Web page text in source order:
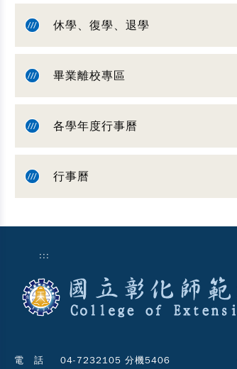
休學、復學、退學
畢業離校專區
各學年度行事曆
行事曆
:::
電 話 04-7232105 分機5406